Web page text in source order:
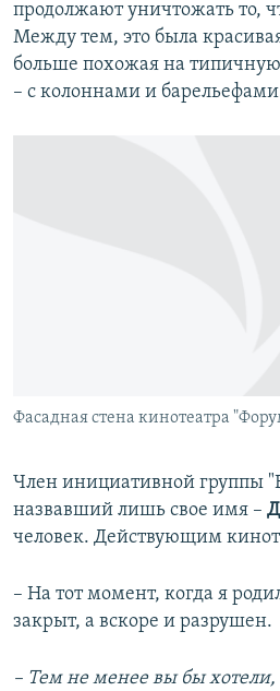
продолжают уничтожать то,
Между тем, это была
больше похожая на
– с колоннами и
Фасадная стена кинотеатра
Член инициативной группы
назвавший лишь свое имя –
человек. Действующим
– На тот момент, когда я
закрыт, а вскоре и разрушен.
– Тем не менее вы бы хотели,